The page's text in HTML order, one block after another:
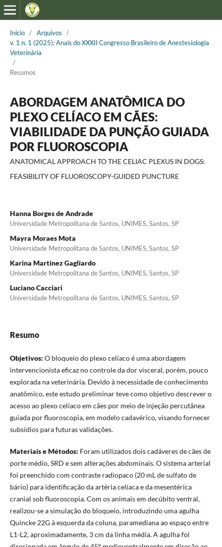
Início / Arquivos
/
v. 1 n. 1 (2025): Anais do XXXII Congresso Brasileiro de Anestesiologia
Veterinária
/
Resumos
ABORDAGEM ANATÔMICA DO
PLEXO CELÍACO EM CÃES:
VIABILIDADE DA PUNÇÃO GUIADA
POR FLUOROSCOPIA
ANATOMICAL APPROACH TO THE CELIAC PLEXUS IN DOGS:
FEASIBILITY OF FLUOROSCOPY-GUIDED PUNCTURE
Hanna Borges de Andrade
Universidade Metropolitana de Santos, UNIMES, Santos, SP
Mayra Moraes Mota
Universidade Metropolitana de Santos, UNIMES, Santos, SP
Karina Martinez Gagliardo
Universidade Metropolitana de Santos, UNIMES, Santos, SP
Luciano Cacciari
Universidade Metropolitana de Santos, UNIMES, Santos, SP
Resumo
Objetivos: O bloqueio do plexo celíaco é uma abordagem
intervencionista eficaz no controle da dor visceral, porém, pouco
explorada na veterinária. Devido à necessidade de conhecimento
anatômico, este estudo preliminar teve como objetivo descrever o
acesso ao plexo celíaco em cães por meio de injeção percutânea
guiada por fluoroscopia, em modelo cadavérico, visando fornecer
subsídios para futuras validações.
Materiais e Métodos: Foram utilizados dois cadáveres de cães de
porte médio, SRD e sem alterações abdominais. O sistema arterial
foi preenchido com contraste radiopaco (20 mL de sulfato de
bário) para identificação da artéria celíaca e da mesentérica
cranial sob fluoroscopia. Com os animais em decúbito ventral,
realizou-se a simulação do bloqueio, introduzindo uma agulha
Quincke 22G à esquerda da coluna, paramediana ao espaço entre
L1-L2, aproximadamente, 3 cm da linha média. A agulha foi